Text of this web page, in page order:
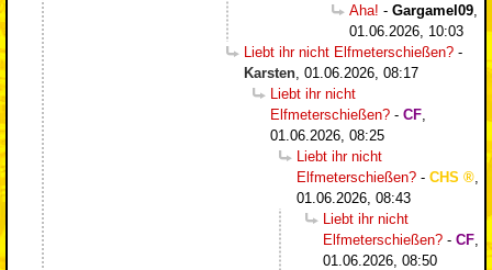
Aha! - Gargamel09
01.06.2026, 10:03
Liebt ihr nicht Elfmeterschießen? -
Karsten 01.06.2026, 08:17
Liebt ihr nicht
Elfmeterschießen? - CF
01.06.2026, 08:25
Liebt ihr nicht
Elfmeterschießen? - CHS
01.06.2026, 08:43
Liebt ihr nicht
Elfmeterschießen? - CF
01.06.2026, 08:50